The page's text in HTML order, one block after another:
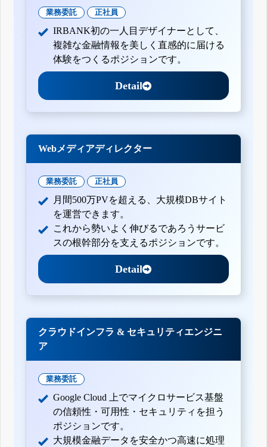
業務委託 正社員
IRBANK初の一人目デザイナーとして、
複雑な金融情報を美しく直感的に届ける
体験をつくるポジションです。
Detail
Webメディアディレクター
業務委託 正社員
月間500万PVを超える、大規模DBサイト
を運営できます。
これから勢いよく伸びるであろうサービ
スの根幹部分を支えるポジションです。
Detail
クラウドインフラ & セキュリティエンジニ
ア
業務委託
Google Cloud 上でマイクロサービス基盤
の信頼性・可用性・セキュリティを担う
ポジションです。
大規模金融データを安全かつ高速に処理